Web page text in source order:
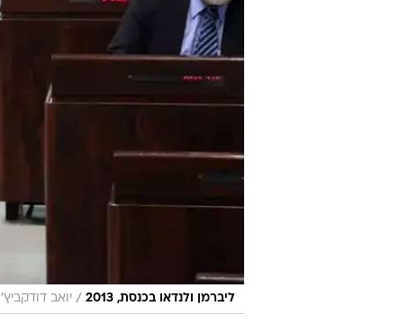
ליברמן ולנדאו בכנסת, 2013 / יואב דודקביץ'